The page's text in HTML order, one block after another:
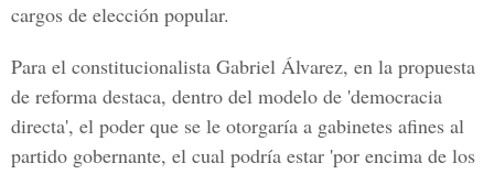
cargos de elección popular.
Para el constitucionalista Gabriel Álvarez, en la propuesta
de reforma destaca, dentro del modelo de 'democracia
directa', el poder que se le otorgaría a gabinetes afines al
partido gobernante, el cual podría estar 'por encima de los